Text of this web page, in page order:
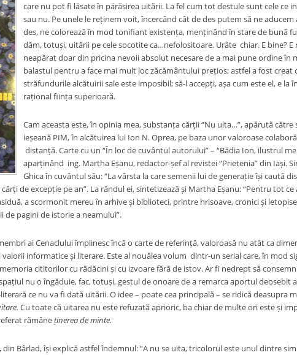
care nu pot fi lăsate în părăsirea uitării. La fel cum tot destule sunt cele ce
sau nu. Pe unele le reținem voit, încercând cât de des putem să ne aducem
des, ne colorează în mod tonifiant existența, menținând în stare de bună
dăm, totuși, uitării pe cele socotite ca…nefolositoare. Urâte chiar. E bine? E
neapărat doar din pricina nevoii absolut necesare de a mai pune ordine în
balastul pentru a face mai mult loc zăcământului prețios; astfel a fost creat
străfundurile alcătuirii sale este imposibil; să-l accepți, așa cum este el, e la
rațional ființa superioară.
Cam aceasta este, în opinia mea, substanța cărții “Nu uita…”, apărută către
ieșeană PIM, în alcătuirea lui Ion N. Oprea, pe baza unor valoroase
distanță. Carte cu un “În loc de cuvântul autorului” – “Bădia Ion, ilustrul
aparținând ing. Martha Eșanu, redactor-șef al revistei “Prietenia” din Iași.
Ghica în cuvântul său: “La vârsta la care semenii lui de generație își caută
cărți de excepție pe an”. La rândul ei, sintetizează și Martha Eșanu: “Pentru tot
a scormonit mereu în arhive și biblioteci, printre hrisoave, cronici și
de pagini de istorie a neamului”.
ai Cenaclului împlinesc încă o carte de referință, valoroasă nu atât ca
informatice și literare. Este al nouălea volum dintr-un serial care, în mod
cititorilor cu rădăcini și cu izvoare fără de istov. Ar fi nedrept să
nu o îngăduie, fac, totuși, gestul de onoare de a remarca aportul deosebit
ce nu va fi dată uitării. O idee – poate cea principală – se ridică deasupra
Cu toate că uitarea nu este refuzată aprioric, ba chiar de multe ori este și
rămâneținerea de minte.
din Bârlad, își explică astfel îndemnul: “A nu se uita, tricolorul este unul dintre